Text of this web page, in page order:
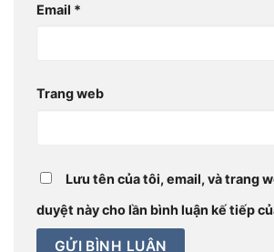
Email *
Trang web
Lưu tên của tôi, email, và trang
duyệt này cho lần bình luận kế tiếp